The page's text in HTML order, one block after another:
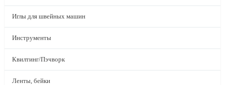
Иглы для швейных машин
Инструменты
Квилтинг/Пэчворк
Ленты, бейки